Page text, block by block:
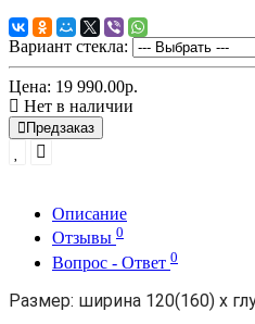
Вариант стекла:
Цена: 19 990.00р.
Нет в наличии
Предзаказ
Описание
Отзывы 0
Вопрос - Ответ 0
Размер: ширина 120(160) х